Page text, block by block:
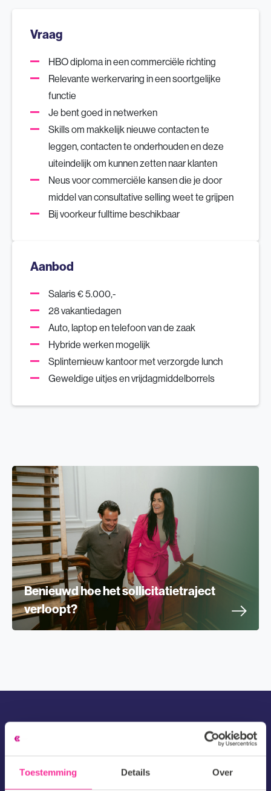
Toestemming Details Over
Vraag
HBO diploma in een commerciële richting
Relevante werkervaring in een soortgelijke
functie
Je bent goed in netwerken
Skills om makkelijk nieuwe contacten te
leggen, contacten te onderhouden en deze
uiteindelijk om kunnen zetten naar klanten
Neus voor commerciële kansen die je door
middel van consultative selling weet te grijpen
Bij voorkeur fulltime beschikbaar
Aanbod
Salaris € 5.000,-
28 vakantiedagen
Auto, laptop en telefoon van de zaak
Hybride werken mogelijk
Splinternieuw kantoor met verzorgde lunch
Geweldige uitjes en vrijdagmiddelborrels
Benieuwd hoe het sollicitatietraject
verloopt?